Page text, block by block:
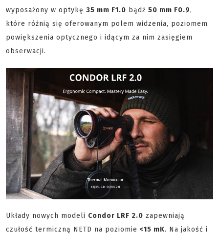
wyposażony w optykę 35 mm F1.0 bądź 50 mm F0.9,
które różnią się oferowanym polem widzenia, poziomem
powiększenia optycznego i idącym za nim zasięgiem
obserwacji.
Układy nowych modeli Condor LRF 2.0 zapewniają
czułość termiczną NETD na poziomie <15 mK. Na jakość i